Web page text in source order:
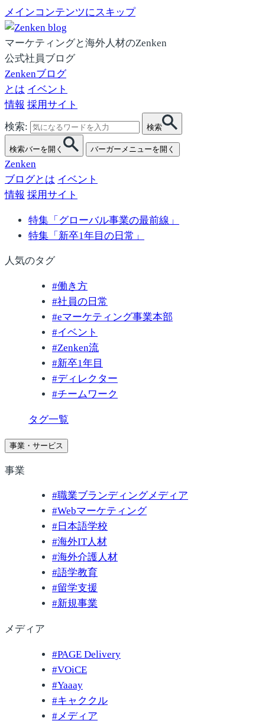
メインコンテンツにスキップ
マーケティングと海外人材のZenken
公式社員ブログ
Zenkenブログ
とは イベント
情報 採用サイト
検索:
検索
検索バーを開く バーガーメニューを開く
Zenken
ブログとは イベント
情報 採用サイト
特集「グローバル事業の最前線」
特集「新卒1年目の日常」
人気のタグ
#働き方
#社員の日常
#eマーケティング事業本部
#イベント
#Zenken流
#新卒1年目
#ディレクター
#チームワーク
タグ一覧
事業・サービス
事業
#職業ブランディングメディア
#Webマーケティング
# 日本語学校
#海外IT人材
#海外介護人材
#語学教育
#留学支援
#新規事業
メディア
#PAGE Delivery
#VOiCE
#Yaaay
#キャククル
#メディア